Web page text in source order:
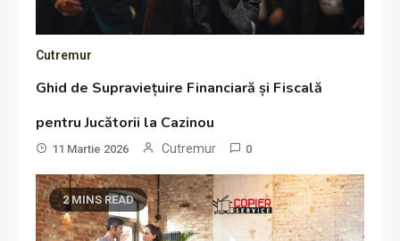
Cutremur
Ghid de Supraviețuire Financiară și Fiscală
pentru Jucătorii la Cazinou
11 Martie 2026 Cutremur 0
2 MINS READ